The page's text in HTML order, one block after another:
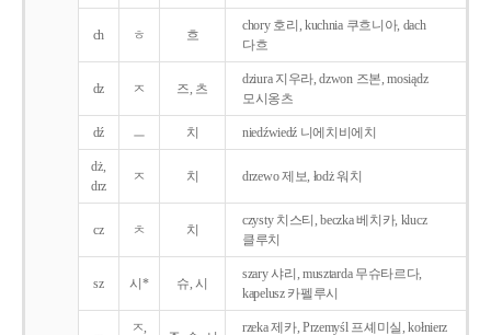
ch ㅎ 흐
chory 호리, kuchnia 쿠흐니아, dach
다흐
dz ㅈ 즈, 츠
dziura 지우라, dzwon 즈본, mosiądz
모시옹츠
dź ㅡ 치 niedźwiedź 니에치비에치
dż,
drz
ㅈ 치 drzewo 제보, łodż 워치
cz ㅊ 치
czysty 치스티, beczka 베치카, klucz
클루치
sz 시* 슈, 시
szary 샤리, musztarda 무슈타르다,
kapelusz 카펠루시
ㅈ,
rzeka 제카, Przemyśl 프셰미실, kołnierz